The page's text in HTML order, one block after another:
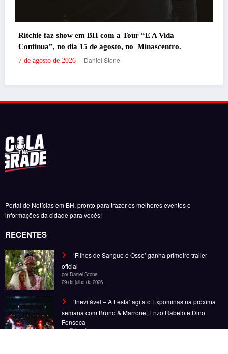
Portal de Notícias em BH, pronto para trazer os melhores eventos e
informações da cidade para vocês!
oficial
Bruno & Marrone, Enzo Rabelo e Dino Fonseca
por Felipe Jesus
28 de outubro de 2025
Noticias Entretenimento Gastronomia
© Copyright 2025, Todos os direitos reservados | Desenvolvido por Fênace
Comunicação e Marketing | Powered BySpiceThemes